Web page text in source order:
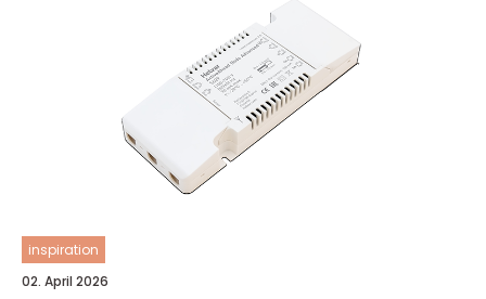
inspiration
02. April 2026